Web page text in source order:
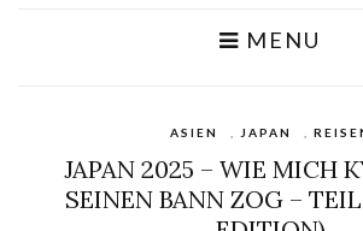
MENU
ASIEN JAPAN
JAPAN 2025 – WIE MICH
SEINEN BANN ZOG –